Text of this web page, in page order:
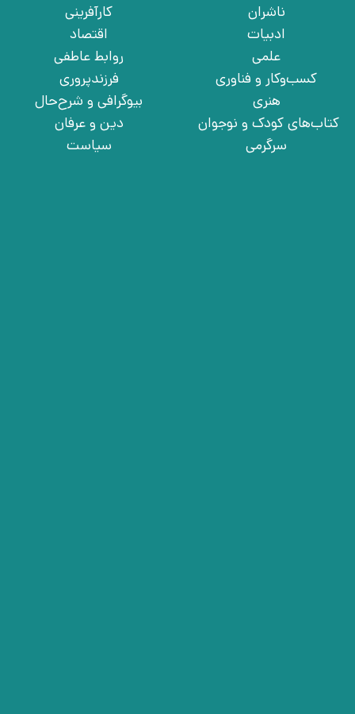
ناشران
ادبیات
علمی
کسب‌وکار و فناوری
هنری
کتاب‌های کودک و نوجوان
سرگرمی
کارآفرینی
اقتصاد
روابط عاطفی
فرزندپروری
بیوگرافی و شرح‌حال
دین و عرفان
سیاست